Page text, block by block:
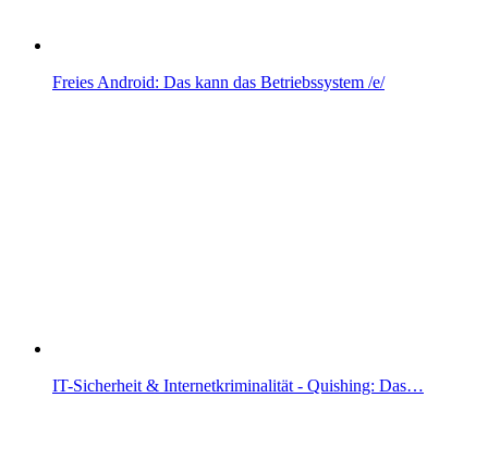
Freies Android: Das kann das Betriebssystem /e/
IT-Sicherheit & Internetkriminalität - Quishing: Das…